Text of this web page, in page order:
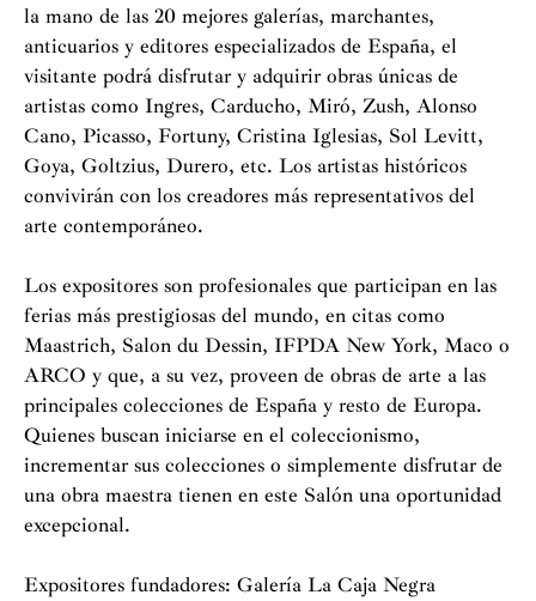
la mano de las 20 mejores galerías, marchantes,
anticuarios y editores especializados de España, el
visitante podrá disfrutar y adquirir obras únicas de
artistas como Ingres, Carducho, Miró, Zush, Alonso
Cano, Picasso, Fortuny, Cristina Iglesias, Sol Levitt,
Goya, Goltzius, Durero, etc. Los artistas históricos
convivirán con los creadores más representativos del
arte contemporáneo.
Los expositores son profesionales que participan en las
ferias más prestigiosas del mundo, en citas como
Maastrich, Salon du Dessin, IFPDA New York, Maco o
ARCO y que, a su vez, proveen de obras de arte a las
principales colecciones de España y resto de Europa.
Quienes buscan iniciarse en el coleccionismo,
incrementar sus colecciones o simplemente disfrutar de
una obra maestra tienen en este Salón una oportunidad
excepcional.
Expositores fundadores: Galería La Caja Negra